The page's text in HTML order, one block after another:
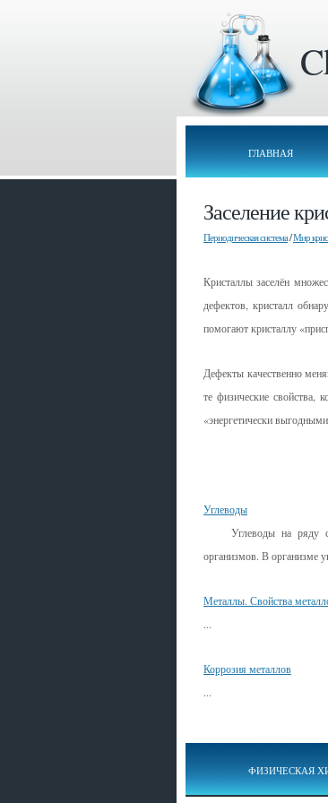
ГЛАВНАЯ
Заселение
Периодическая система/Мир
Кристаллы заселён
дефектов, кристалл
помогают кристаллу
Дефекты качественно
те физические свойства,
«энергетически
Углеводы
Углеводы на ряду с
организмов. В организме
Металлы. Свойства
...
Коррозия металлов
...
ФИЗИЧЕСКАЯ